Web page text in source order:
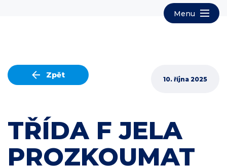
Zpět 10. října 2025
TŘÍDA F JELA
PROZKOUMAT